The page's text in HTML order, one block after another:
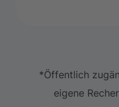
*Öffentlich
eigene